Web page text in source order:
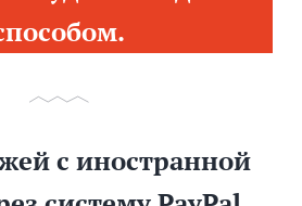
с иностранной